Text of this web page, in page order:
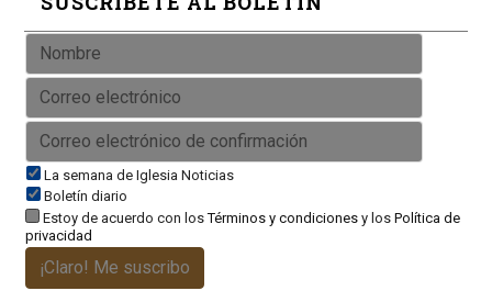
La semana de Iglesia Noticias
Boletín diario
Estoy de acuerdo con losTérminos y condicionesy los Política de
privacidad
¡Claro! Me suscribo